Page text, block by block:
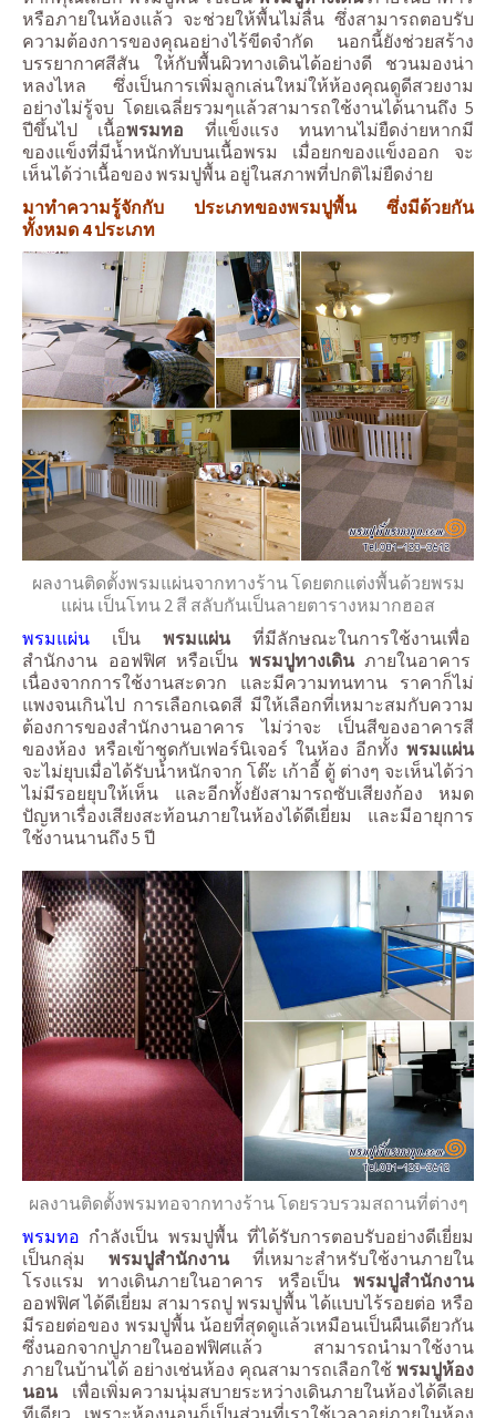
หรือภายในห้องแล้ว จะช่วยให้พื้นไม่ลื่น ซึ่งสามารถตอบรับ
ความต้องการของคุณอย่างไร้ขีดจำกัด นอกนี้ยังช่วยสร้าง
บรรยากาศสีสัน ให้กับพื้นผิวทางเดินได้อย่างดี ชวนมองน่า
หลงไหล ซึ่งเป็นการเพิ่มลูกเล่นใหม่ให้ห้องคุณดูดีสวยงาม
อย่างไม่รู้จบ โดยเฉลี่ยรวมๆแล้วสามารถใช้งานได้นานถึง 5
ปีขึ้นไป เนื้อพรมทอ ที่แข็งแรง ทนทานไม่ยืดง่ายหากมี
ของแข็งที่มีน้ำหนักทับบนเนื้อพรม เมื่อยกของแข็งออก จะ
เห็นได้ว่าเนื้อของ พรมปูพื้น อยู่ในสภาพที่ปกติไม่ยืดง่าย
มาทำความรู้จักกับ ประเภทของพรมปูพื้น ซึ่งมีด้วยกัน
ทั้งหมด 4 ประเภท
ผลงานติดตั้งพรมแผ่นจากทางร้าน โดยตกแต่งพื้นด้วยพรม
แผ่น เป็นโทน 2 สี สลับกันเป็นลายตารางหมากฮอส
พรมแผ่น เป็น พรมแผ่นที่มีลักษณะในการใช้งานเพื่อ
สำนักงาน ออฟฟิศ หรือเป็น พรมปูทางเดินภายในอาคาร
เนื่องจากการใช้งานสะดวก และมีความทนทาน ราคาก็ไม่
แพงจนเกินไป การเลือกเฉดสี มีให้เลือกที่เหมาะสมกับความ
ต้องการของสำนักงานอาคาร ไม่ว่าจะ เป็นสีของอาคารสี
ของห้อง หรือเข้าชุดกับเฟอร์นิเจอร์ ในห้อง อีกทั้ง พรมแผ่น
จะไม่ยุบเมื่อได้รับน้ำหนักจาก โต๊ะ เก้าอี้ ตู้ ต่างๆ จะเห็นได้ว่า
ไม่มีรอยยุบให้เห็น และอีกทั้งยังสามารถซับเสียงก้อง หมด
ปัญหาเรื่องเสียงสะท้อนภายในห้องได้ดีเยี่ยม และมีอายุการ
ใช้งานนานถึง 5 ปี
ผลงานติดตั้งพรมทอจากทางร้าน โดยรวบรวมสถานที่ต่างๆ
พรมทอ กำลังเป็น พรมปูพื้น ที่ได้รับการตอบรับอย่างดีเยี่ยม
เป็นกลุ่ม พรมปูสำนักงานที่เหมาะสำหรับใช้งานภายใน
โรงแรม ทางเดินภายในอาคาร หรือเป็น พรมปูสำนักงาน
ออฟฟิศ ได้ดีเยี่ยม สามารถปู พรมปูพื้น ได้แบบไร้รอยต่อ หรือ
มีรอยต่อของ พรมปูพื้น น้อยที่สุดดูแล้วเหมือนเป็นผืนเดียวกัน
ซึ่งนอกจากปูภายในออฟฟิศแล้ว สามารถนำมาใช้งาน
ภายในบ้านได้ อย่างเช่นห้อง คุณสามารถเลือกใช้ พรมปูห้อง
นอน เพื่อเพิ่มความนุ่มสบายระหว่างเดินภายในห้องได้ดีเลย
ทีเดียว เพราะห้องนอนก็เป็นส่วนที่เราใช้เวลาอยู่ภายในห้อง